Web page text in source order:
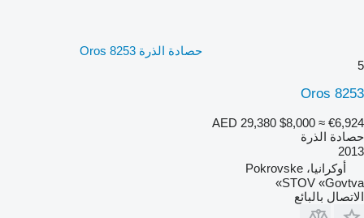
حصادة الذرة Oros 8253
5
Oros 8253
AED 29,380 $8,000 ≈ €6,924
حصادة الذرة
2013
أوكرانيا، Pokrovske
STOV «Govtva»
الاتصال بالبائع